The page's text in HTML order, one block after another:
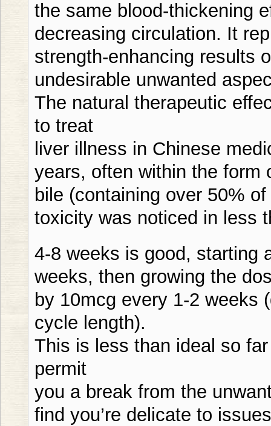
the same blood-thickening
decreasing circulation. It
strength-enhancing results
undesirable unwanted
The natural therapeutic
to treat
liver illness in Chinese
years, often within the form
bile (containing over 50%
toxicity was noticed in less
4-8 weeks is good, starting
weeks, then growing the
by 10mcg every 1-2 weeks
cycle length).
This is less than ideal so
permit
you a break from the
find you’re delicate to